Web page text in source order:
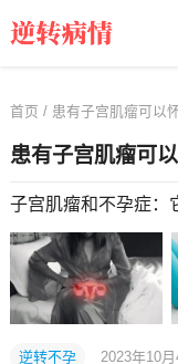
首页 / 患有子宫肌瘤可以
患有子宫肌瘤可
子宫肌瘤和不孕症：
逆转不孕 2023年10月